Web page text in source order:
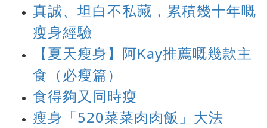
真誠、坦白不私藏，累積幾十年嘅
瘦身經驗
【夏天瘦身】阿Kay推薦嘅幾款主
食（必瘦篇）
食得夠又同時瘦
瘦身「520菜菜肉肉飯」大法